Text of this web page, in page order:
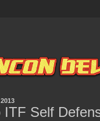
ITF Self